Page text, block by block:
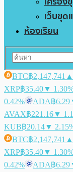
เว็บขุด
ห้องเรียน
BTC฿2,147,741
XRP฿35.40▼
0.42%
ADA฿6.29
AVAX฿221.16▼
KUB฿20.14▼
BTC฿2,147,741
XRP฿35.40▼
0.42%
ADA฿6.29